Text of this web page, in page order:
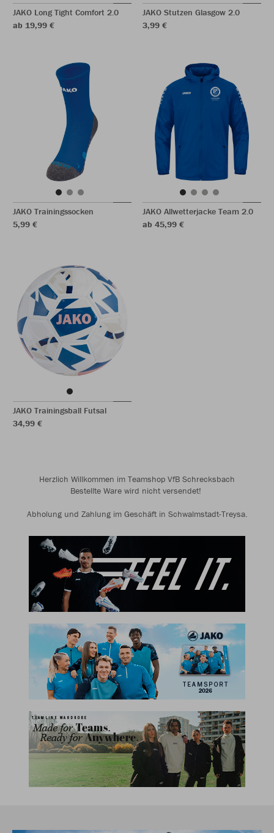
JAKO Long Tight Comfort 2.0
ab 19,99 €
JAKO Stutzen Glasgow 2.0
3,99 €
JAKO Trainingssocken
5,99 €
JAKO Allwetterjacke Team 2.0
ab 45,99 €
JAKO Trainingsball Futsal
34,99 €
Herzlich Willkommen im Teamshop VfB Schrecksbach
Bestellte Ware wird nicht versendet!
Abholung und Zahlung im Geschäft in Schwalmstadt-Treysa.